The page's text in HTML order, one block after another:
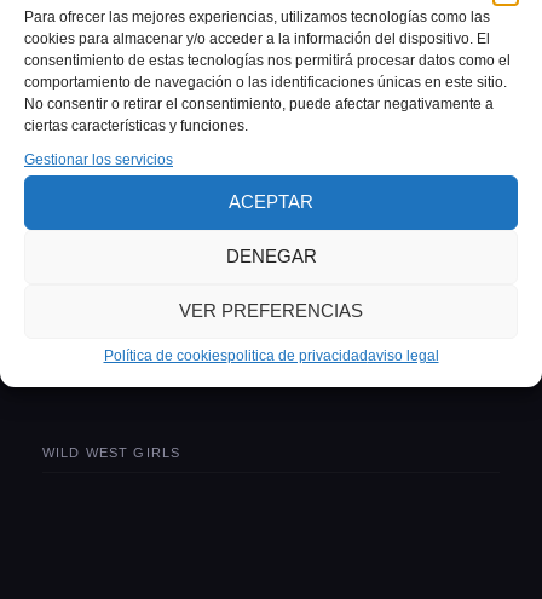
Para ofrecer las mejores experiencias, utilizamos tecnologías como las
cookies para almacenar y/o acceder a la información del dispositivo. El
consentimiento de estas tecnologías nos permitirá procesar datos como el
comportamiento de navegación o las identificaciones únicas en este sitio.
No consentir o retirar el consentimiento, puede afectar negativamente a
ciertas características y funciones.
Gestionar los servicios
ACEPTAR
DENEGAR
VER PREFERENCIAS
Política de cookiespolitica de privacidadaviso legal
Términos y condiciones
politica devoluciones
WILD WEST GIRLS